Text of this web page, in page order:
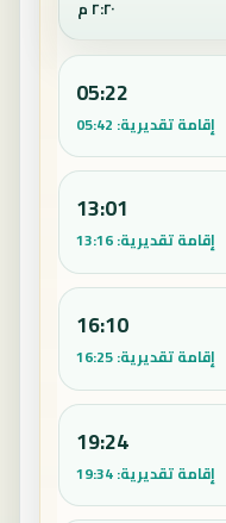
٢:٢٠ م
05:22
إقامة تقديرية: 05:42
13:01
إقامة تقديرية:13:16
16:10
إقامة تقديرية:16:25
19:24
إقامة تقديرية:19:34